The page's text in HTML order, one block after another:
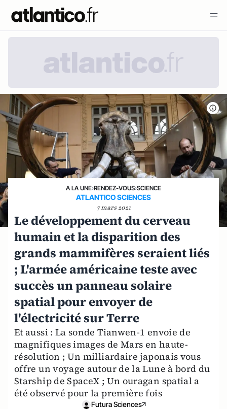
A LA UNE›RENDEZ-VOUS›SCIENCE
ATLANTICO SCIENCES
7 mars 2021
Le développement du cerveau
humain et la disparition des
grands mammifères seraient liés
; L'armée américaine teste avec
succès un panneau solaire
spatial pour envoyer de
l'électricité sur Terre
Et aussi : La sonde Tianwen-1 envoie de
magnifiques images de Mars en haute-
résolution ; Un milliardaire japonais vous
offre un voyage autour de la Lune à bord du
Starship de SpaceX ; Un ouragan spatial a
été observé pour la première fois
Futura Sciences